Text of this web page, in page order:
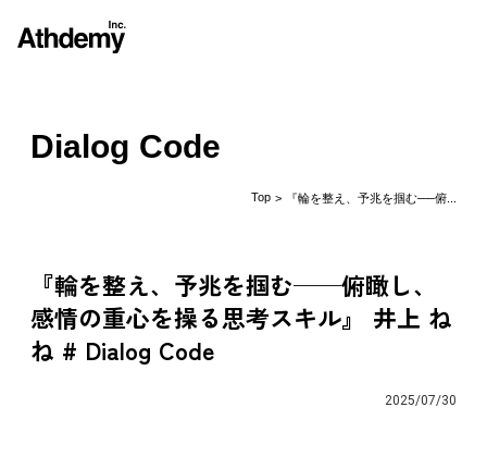
Dialog Code
Top > 『輪を整え、予兆を掴む──俯...
『輪を整え、予兆を掴む──俯瞰し、
感情の重心を操る思考スキル』 井上 ね
ね # Dialog Code
2025/07/30